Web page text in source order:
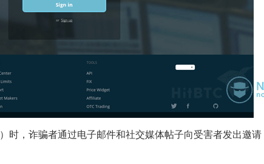
）时，诈骗者通过电子邮件和社交媒体帖子向受害者发出邀